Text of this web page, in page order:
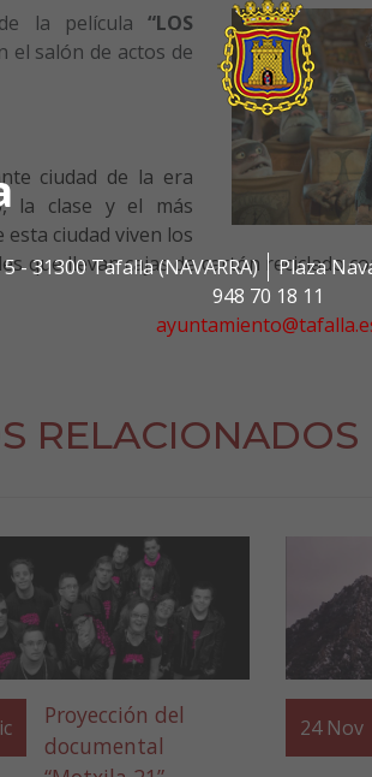
- 31300 Tafalla (NAVARRA)
Plaza
948 70 18 11
la película “LOS
el salón de actos de
ciudad de la era
la clase y el más
esta ciudad viven los
que llevan cajas de cartón reciclado
RELACIONADOS
Proyección del
documental
24 Nov